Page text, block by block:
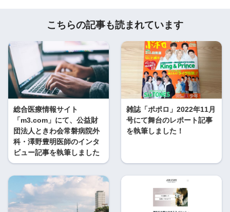
こちらの記事も読まれています
総合医療情報サイト
「m3.com」にて、公益財
団法人ときわ会常磐病院外
科・澤野豊明医師のインタ
ビュー記事を執筆しました
雑誌「ポポロ」2022年11月
号にて舞台のレポート記事
を執筆しました！